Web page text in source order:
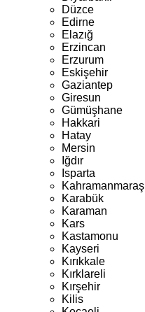
Düzce
Edirne
Elazığ
Erzincan
Erzurum
Eskişehir
Gaziantep
Giresun
Gümüşhane
Hakkari
Hatay
Mersin
Iğdır
Isparta
Kahramanmaraş
Karabük
Karaman
Kars
Kastamonu
Kayseri
Kırıkkale
Kırklareli
Kırşehir
Kilis